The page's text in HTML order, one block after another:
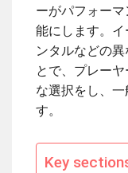
ーがパフォー
能にします。
ンタルなどの
とで、プレー
な選択をし、
す。
Key